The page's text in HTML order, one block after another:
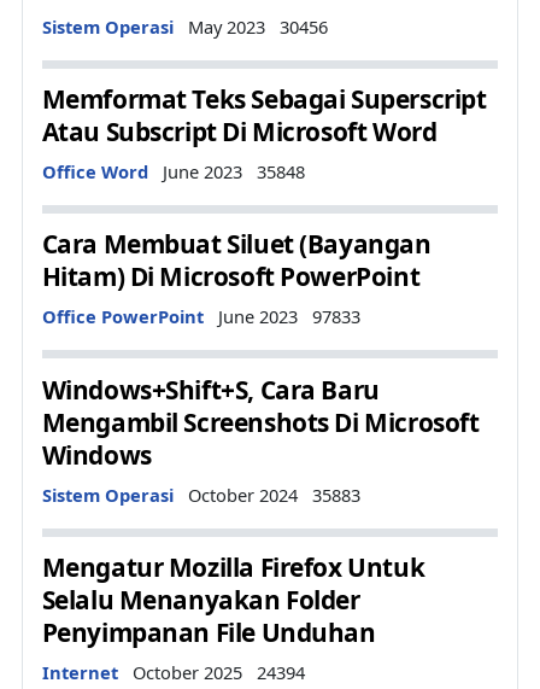
Details
Sistem Operasi May 2023 30456
Memformat Teks Sebagai Superscript
Atau Subscript Di Microsoft Word
Details
Office Word June 2023 35848
Cara Membuat Siluet (Bayangan
Hitam) Di Microsoft PowerPoint
Details
Office PowerPoint June 2023 97833
Windows+Shift+S, Cara Baru
Mengambil Screenshots Di Microsoft
Windows
Details
Sistem Operasi October 2024 35883
Mengatur Mozilla Firefox Untuk
Selalu Menanyakan Folder
Penyimpanan File Unduhan
Details
Internet October 2025 24394